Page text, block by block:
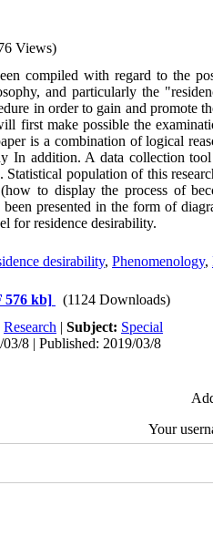
Views)
compiled with regard to the
and particularly the
in order to gain and promote
first make possible the
is a combination of logical
In addition. A data collection
Statistical population of this
to display the process of
been presented in the form of
for residence desirability.
desirability, Phenomenology,
576 kb]
(1124 Downloads)
Research | Subject: Special
8 | Published: 2019/03/8
Your